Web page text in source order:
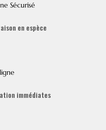
Sécurisé
en espèce
immédiates